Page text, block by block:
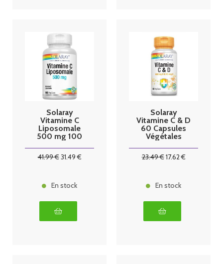
Solaray
Vitamine C
Liposomale
500 mg 100
41.99€31.49€
En stock
Solaray
Vitamine C & D
60 Capsules
Végétales
23.49€17.62€
En stock